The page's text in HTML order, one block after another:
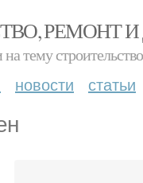
РЕМОНТ
тему
новости статьи